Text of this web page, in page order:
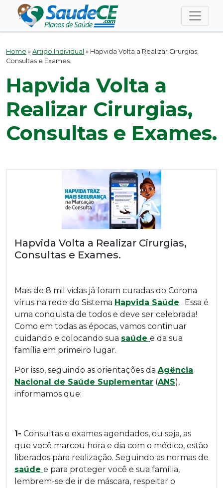
Home » Artigo Individual » Hapvida Volta a Realizar Cirurgias,
Consultas e Exames.
Hapvida Volta a
Realizar Cirurgias,
Consultas e Exames.
Hapvida Volta a Realizar Cirurgias,
Consultas e Exames.
Mais de 8 mil vidas já foram curadas do Corona
vírus na rede do Sistema Hapvida Saúde. Essa é
uma conquista de todos e deve ser celebrada!
Como em todas as épocas, vamos continuar
cuidando e colocando sua saúde e da sua
família em primeiro lugar.
Por isso, seguindo as orientações da Agência
Nacional de Saúde Suplementar (ANS),
informamos que:
1- Consultas e exames agendados, ou seja, as
que você marcou hora e dia com o médico, estão
liberados para realização. Seguindo as normas de
saúde e para proteger você e sua família,
lembrem-se de ir de máscara, respeitar o